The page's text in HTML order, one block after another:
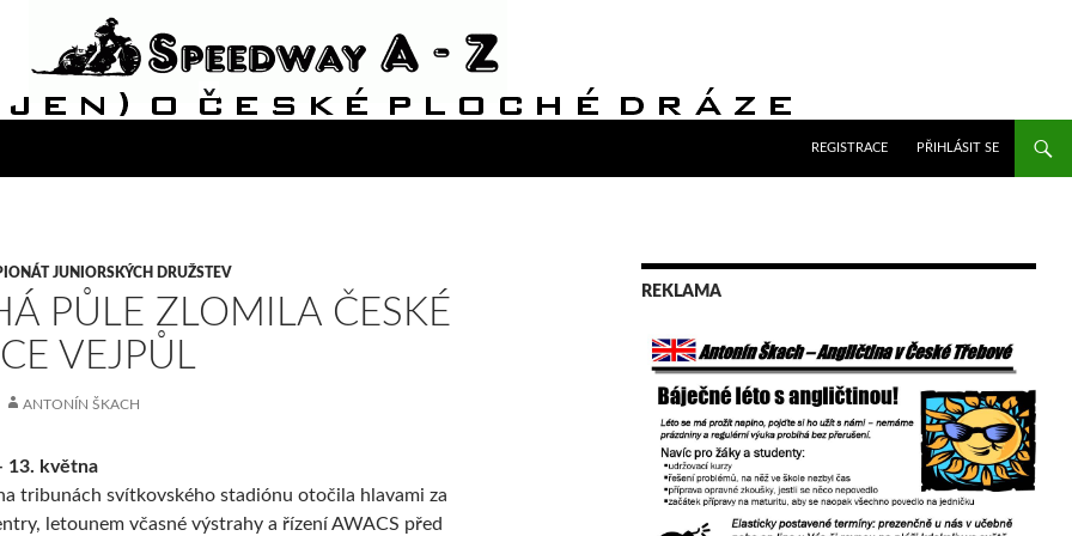
REGISTRACE
PŘIHLÁSIT SE
JUNIORSKÝCH DRUŽSTEV
PŮLE ZLOMILA ČESKÉ
VEJPŮL
ANTONÍN ŠKACH
13. května
tribunách svítkovského stadiónu otočila hlavami za
letounem včasné výstrahy a řízení AWACS před
REKLAMA